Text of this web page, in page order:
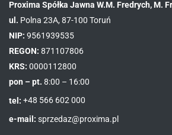
Proxima Spółka Jawna W.M. Fredrych, M.
ul. Polna 23A, 87-100 Toruń
NIP: 9561939535
REGON: 871107806
KRS: 0000112800
pon – pt. 8:00 – 16:00
tel: +48 566 602 000
e-mail: sprzedaz@proxima.pl